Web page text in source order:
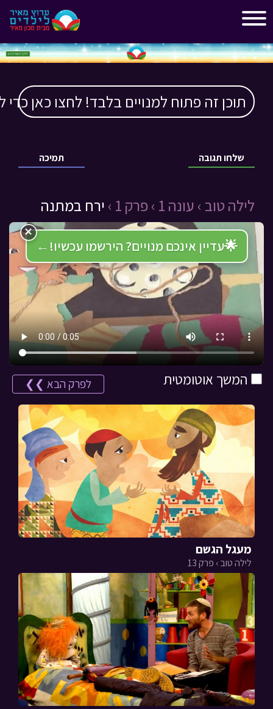
תוכן זה פתוח למנויים בלבד! לחצו כאן כדי
תמיכה שלחו תגובה
לילה טוב › עונה 1 › פרק 1 › ירח במתנה
🌟עדיין אינכם מנויים? הירשמו עכשיו! ←
×
המשך אוטומטית לפרק הבא ❯❯
מעגל הגשם
לילה טוב › פרק 13